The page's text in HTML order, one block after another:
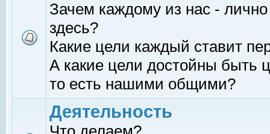
Зачем каждому из нас -
здесь?
Какие цели каждый ставит
А какие цели достойны быть
то есть нашими общими?
Деятельность